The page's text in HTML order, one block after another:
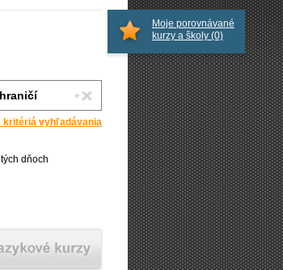
kritériá vyhľadávania
dňoch
Moje porovnávané
kurzy a školy (0)